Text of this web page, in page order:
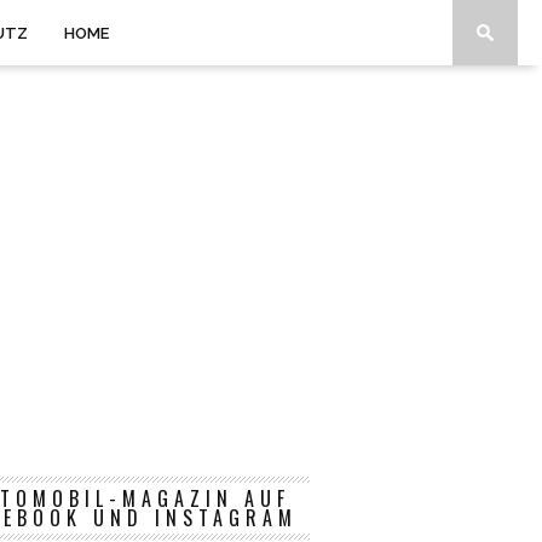
HOME
MAGAZIN AUF
UND INSTAGRAM